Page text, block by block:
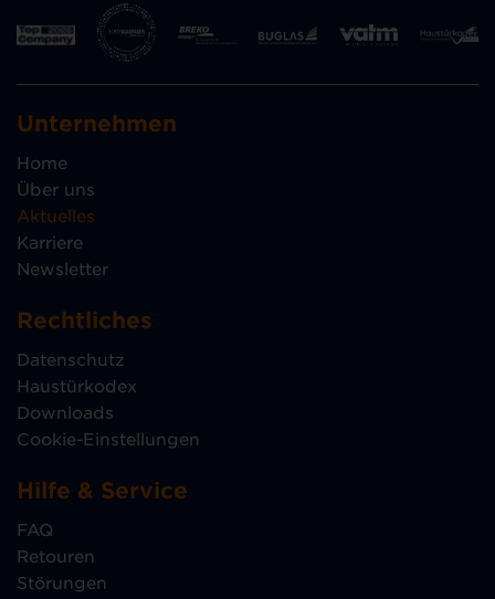
Unternehmen
Home
Über uns
Aktuelles
Karriere
Newsletter
Rechtliches
Datenschutz
Haustürkodex
Downloads
Cookie-Einstellungen
Hilfe & Service
FAQ
Retouren
Störungen